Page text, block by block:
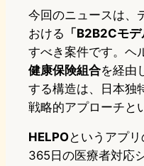
今回のニュースは、
おける 「B2B2Cモデ
すべき案件です。ヘ
健康保険組合を経由
する構造は、日本独
戦略的アプローチと
HELPOというアプ
365日の医療者対応